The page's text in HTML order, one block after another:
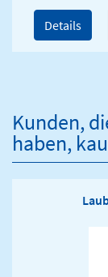
Details
Kunden,
haben,